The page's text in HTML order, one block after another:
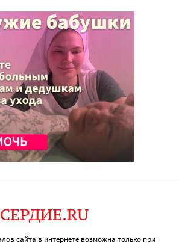
сайта в интернете возможна только при